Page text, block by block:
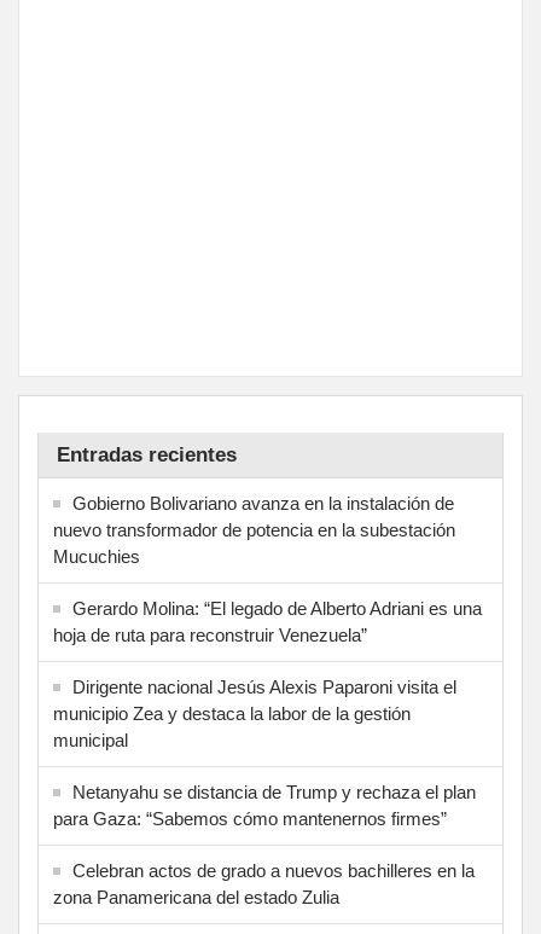
Entradas recientes
Gobierno Bolivariano avanza en la instalación de
nuevo transformador de potencia en la subestación
Mucuchies
Gerardo Molina: “El legado de Alberto Adriani es una
hoja de ruta para reconstruir Venezuela”
Dirigente nacional Jesús Alexis Paparoni visita el
municipio Zea y destaca la labor de la gestión
municipal
Netanyahu se distancia de Trump y rechaza el plan
para Gaza: “Sabemos cómo mantenernos firmes”
Celebran actos de grado a nuevos bachilleres en la
zona Panamericana del estado Zulia